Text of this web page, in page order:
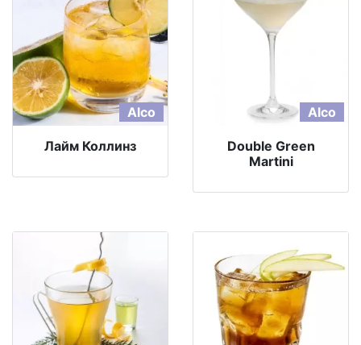
Alco
Лайм Коллинз
Alco
Double Green
Martini